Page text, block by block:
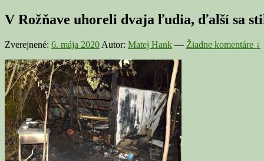
V Rožňave uhoreli dvaja ľudia, ďalší sa
Zverejnené: 6. mája 2020 Autor: Matej Hank — Žiadne komentáre ↓